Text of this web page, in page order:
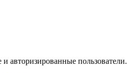
авторизированные пользователи.